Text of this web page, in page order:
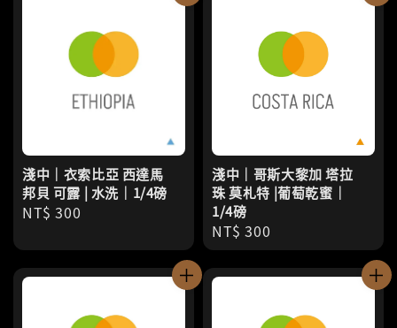
淺中｜衣索比亞 西達馬
邦貝 可露 | 水洗｜1/4磅
Regular
NT$ 300
淺中｜哥斯大黎加 塔拉
珠 莫札特 |葡萄乾蜜｜
1/4磅
Regular
price
NT$ 300